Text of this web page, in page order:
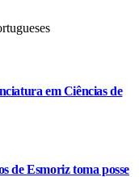
em Ciências de
de Esmoriz toma posse